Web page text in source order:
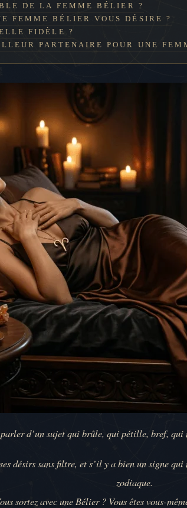
DE LA FEMME BÉLIER ?
FEMME BÉLIER VOUS DÉSIRE ?
FIDÈLE ?
PARTENAIRE POUR UNE
d’un sujet qui brûle, qui pétille, bref, qui
désirs sans filtre, et s’il y a bien un signe
zodiaque.
sortez avec une Bélier ? Vous êtes vous-